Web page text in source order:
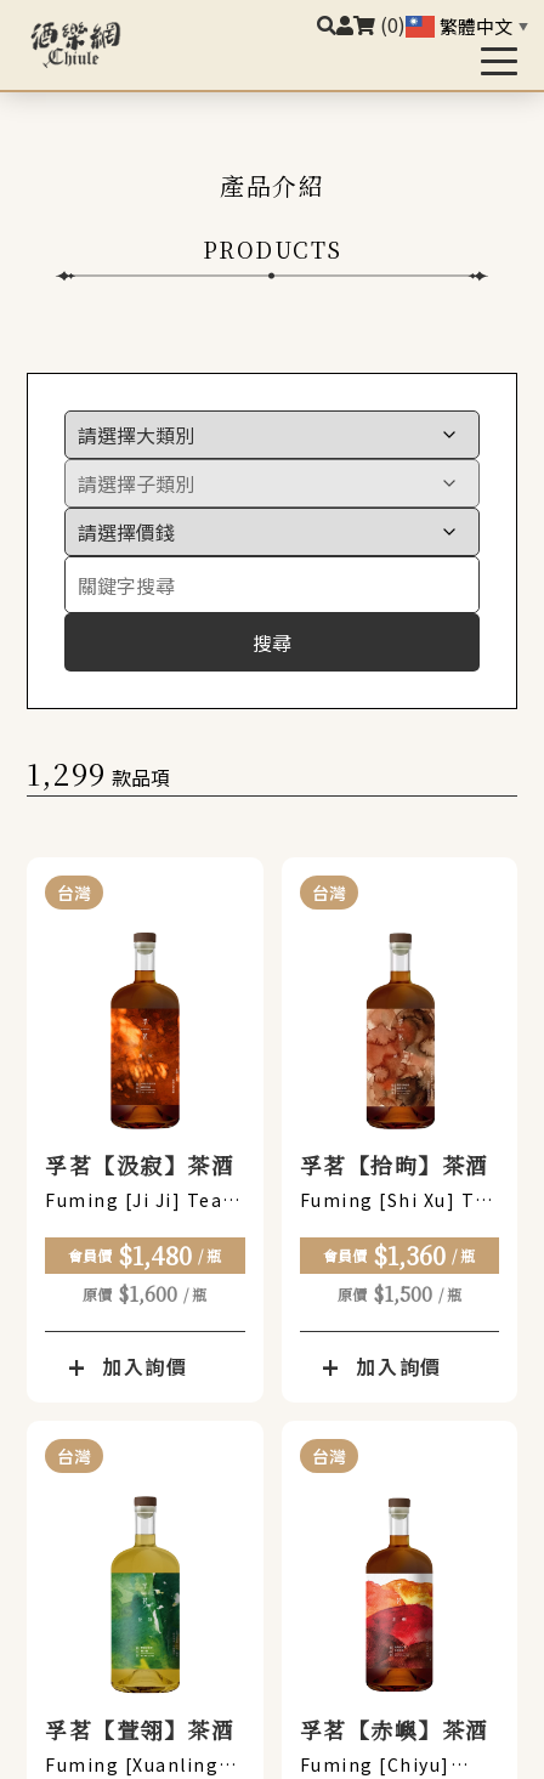
(0) 繁體中文 ▼
產品介紹
PRODUCTS
搜尋
1,299 款品項
台灣
孚茗【汲寂】茶酒
Fuming [Ji Ji] Tea-
會員價 $1,480 / 瓶
原價 $1,600 / 瓶
加入詢價
台灣
孚茗【拾昫】茶酒
Fuming [Shi Xu] Tea
會員價 $1,360 / 瓶
原價 $1,500 / 瓶
加入詢價
台灣
孚茗【萱翎】茶酒
Fuming [Xuanling]
台灣
孚茗【赤嶼】茶酒
Fuming [Chiyu]